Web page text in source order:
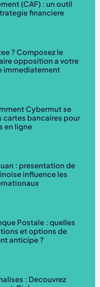
(CAF) : un outil
financiere
? Composez le
opposition a votre
immediatement
Cybermut se
cartes bancaires pour
en ligne
: presentation de
influence les
Postale : quelles
et options de
anticipe ?
: Decouvrez